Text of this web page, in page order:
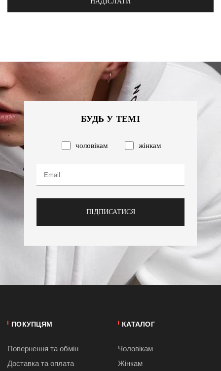
БУДЬ У ТЕМІ
чоловікам жінкам
ПІДПИСАТИСЯ
ПОКУПЦЯМ
Повернення та обмін
Доставка та оплата
КАТАЛОГ
Чоловікам
Жінкам